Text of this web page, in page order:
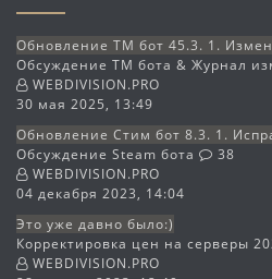
Обновление TM бот 45.3. 1.
Обсуждение TM бота & Журнал
WEBDIVISION.PRO
30 мая 2025, 13:49
Обновление Стим бот 8.3. 1.
Обсуждение Steam бота
38
WEBDIVISION.PRO
04 декабря 2023, 14:04
Это уже давно было:)
Корректировка цен на серверы
WEBDIVISION.PRO